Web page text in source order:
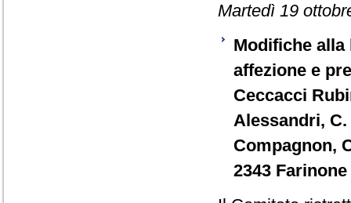
Martedì 19
Modifiche alla
affezione e
Ceccacci
Alessandri, C.
Compagnon,
2343